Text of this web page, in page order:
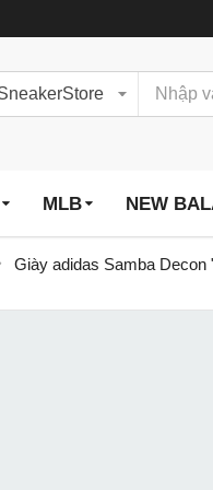
MLB NEW
Giày adidas Samba Decon